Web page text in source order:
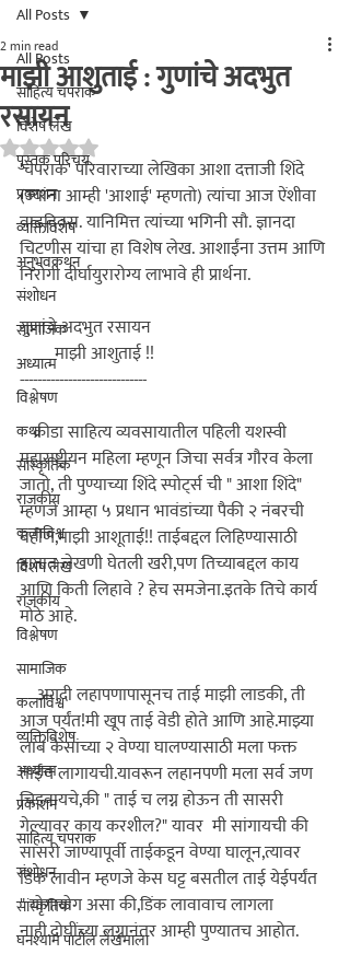
२००२ पासून...
All Posts
साहित्य चपराक
विशेष लेख
पुस्तक परिचय
प्रकाशन
व्यक्तिविशेष
अनुभवकथन
संशोधन
सामाजिक
अध्यात्म
विश्लेषण
कथा
सांस्कृतिक
राजकीय
कलाविश्व
विशेष लेख
राजकीय
विश्लेषण
सामाजिक
कलाविश्व
व्यक्तिविशेष
अध्यात्म
प्रकाशन
साहित्य चपराक
संशोधन
सांस्कृतिक
घनश्याम पाटील लेखमाला
All Posts
माझी आशुताई : गुणांचे अदभुत
रसायन
2 min read
Rated NaN out of 5 stars.
'चपराक' परिवाराच्या लेखिका आशा दत्ताजी शिंदे
(ज्यांना आम्ही 'आशाई' म्हणतो) त्यांचा आज ऐंशीवा
वाढदिवस. यानिमित्त त्यांच्या भगिनी सौ. ज्ञानदा
चिटणीस यांचा हा विशेष लेख. आशाईंना उत्तम आणि
निरोगी दीर्घायुरारोग्य लाभावे ही प्रार्थना.
गुणांचे अदभुत रसायन
        माझी आशुताई !!
-----------------------------
   क्रीडा साहित्य व्यवसायातील पहिली यशस्वी
महाराष्ट्रीयन महिला म्हणून जिचा सर्वत्र गौरव केला
जातो, ती पुण्याच्या शिंदे स्पोर्ट्स ची " आशा शिंदे"
म्हणजे आम्हा ५ प्रधान भावंडांच्या पैकी २ नंबरची
बहीण,माझी आशूताई!! ताईबद्दल लिहिण्यासाठी
हातात लेखणी घेतली खरी,पण तिच्याबद्दल काय
आणि किती लिहावे ? हेच समजेना.इतके तिचे कार्य
मोठे आहे.
    अगदी लहापणापासूनच ताई माझी लाडकी, ती
आज पर्यंत!मी खूप ताई वेडी होते आणि आहे.माझ्या
लांब केसांच्या २ वेण्या घालण्यासाठी मला फक्त
ताईच लागायची.यावरून लहानपणी मला सर्व जण
चिडवायचे,की " ताई च लग्न होऊन ती सासरी
गेल्यावर काय करशील?" यावर  मी सांगायची की
सासरी जाण्यापूर्वी ताईकडून वेण्या घालून,त्यावर
डिंक लावीन म्हणजे केस घट्ट बसतील ताई येईपर्यंत
" योगायोग असा की,डिंक लावावाच लागला
नाही.दोघींच्या लग्नानंतर आम्ही पुण्यातच आहोत.